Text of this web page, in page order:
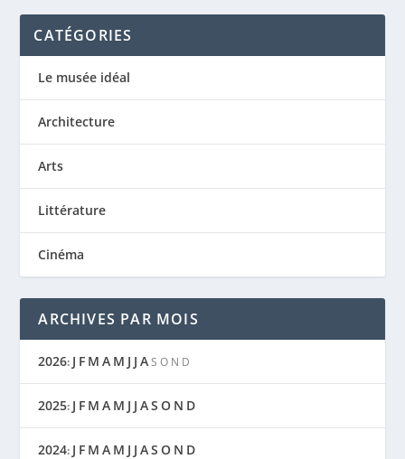
CATÉGORIES
Le musée idéal
Architecture
Arts
Littérature
Cinéma
ARCHIVES PAR MOIS
2026: J F M A M J J A S O N D
2025: J F M A M J J AS O N D
2024: J F M A M J J AS O N D